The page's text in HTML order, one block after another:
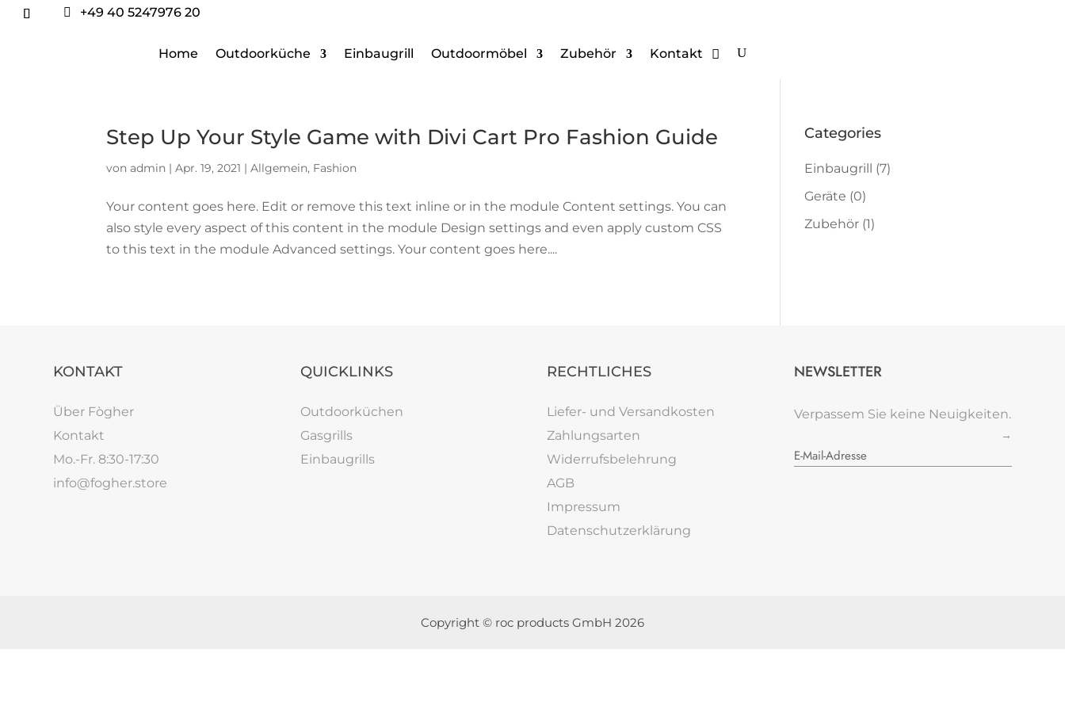
 +49 40 5247976 20
Home Outdoorküche Einbaugrill Outdoormöbel Zubehör Kontakt
Step Up Your Style Game with Divi Cart Pro Fashion Guide
vonadmin |Apr. 19, 2021 |Allgemein, Fashion
Your content goes here. Edit or remove this text inline or in the module Content settings. You can
also style every aspect of this content in the module Design settings and even apply custom CSS
to this text in the module Advanced settings. Your content goes here....
Categories
Einbaugrill (7)
Geräte (0)
Zubehör (1)
KONTAKT
Über Fògher
Kontakt
Mo.-Fr. 8:30-17:30
info@fogher.store
QUICKLINKS
Outdoorküchen
Gasgrills
Einbaugrills
RECHTLICHES
Liefer- und Versandkosten
Zahlungsarten
Widerrufsbelehrung
AGB
Impressum
Datenschutzerklärung
NEWSLETTER
Verpassem Sie keine Neuigkeiten.
→
Copyright © roc products GmbH 2026